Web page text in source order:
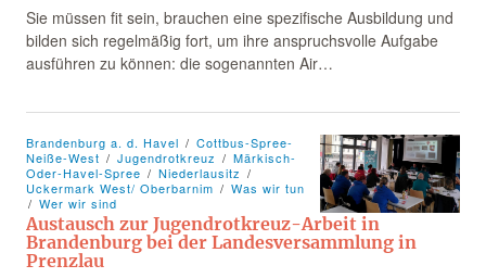
Sie müssen fit sein, brauchen eine spezifische Ausbildung und
bilden sich regelmäßig fort, um ihre anspruchsvolle Aufgabe
ausführen zu können: die sogenannten Air…
Brandenburg a. d. Havel
Cottbus-Spree-
Neiße-West
Jugendrotkreuz
Märkisch-
Oder-Havel-Spree
Niederlausitz
Uckermark West/ Oberbarnim
Was wir tun
Wer wir sind
Austausch zur Jugendrotkreuz-Arbeit in
Brandenburg bei der Landesversammlung in
Prenzlau